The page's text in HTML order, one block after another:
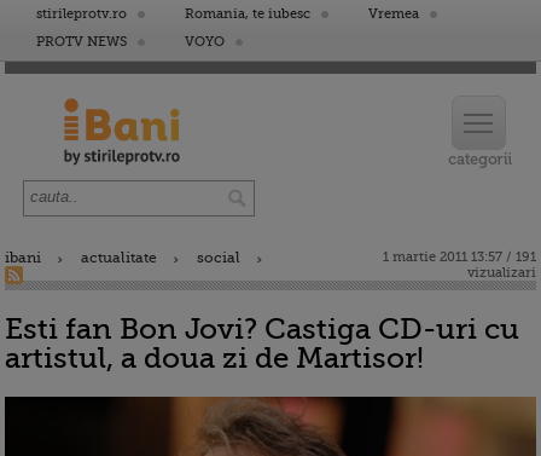
stirileprotv.ro Romania, te iubesc
Vremea
PROTV NEWS
VOYO
ibani actualitate social
1 martie 2011 13:57 / 191
vizualizari
Esti fan Bon Jovi? Castiga CD-uri cu
artistul, a doua zi de Martisor!